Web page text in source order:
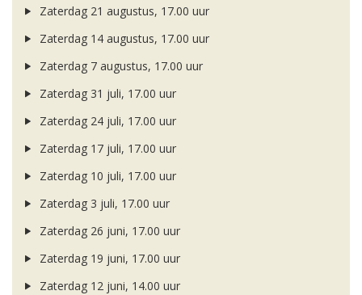
Zaterdag 21 augustus, 17.00 uur
Zaterdag 14 augustus, 17.00 uur
Zaterdag 7 augustus, 17.00 uur
Zaterdag 31 juli, 17.00 uur
Zaterdag 24 juli, 17.00 uur
Zaterdag 17 juli, 17.00 uur
Zaterdag 10 juli, 17.00 uur
Zaterdag 3 juli, 17.00 uur
Zaterdag 26 juni, 17.00 uur
Zaterdag 19 juni, 17.00 uur
Zaterdag 12 juni, 14.00 uur